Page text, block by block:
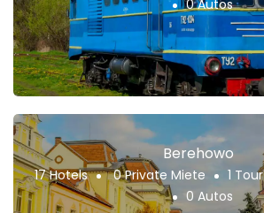
0 Autos
Berehowo
17 Hotels 0 Private Miete 1 Tour
0 Autos